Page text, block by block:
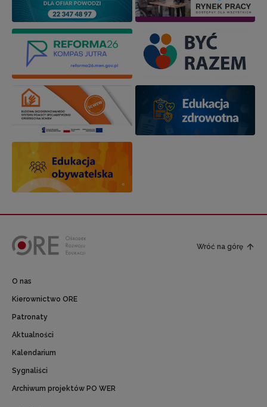
Wróć na górę
O nas
Kierownictwo ORE
Patronaty
Aktualności
Kalendarium
Sygnaliści
Archiwum projektów PO WER